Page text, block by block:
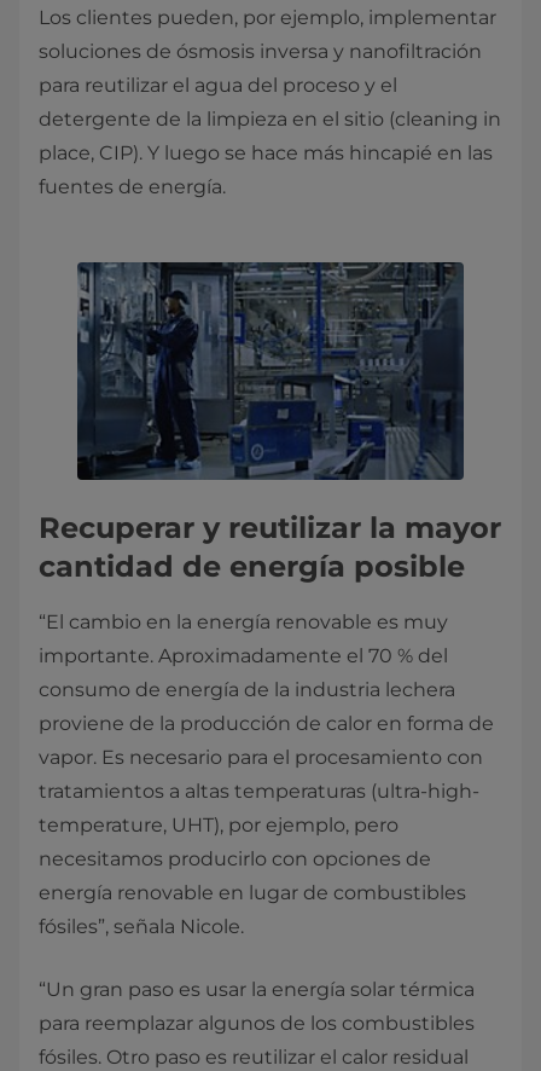
Los clientes pueden, por ejemplo, implementar
soluciones de ósmosis inversa y nanofiltración
para reutilizar el agua del proceso y el
detergente de la limpieza en el sitio (cleaning in
place, CIP). Y luego se hace más hincapié en las
fuentes de energía.
Recuperar y reutilizar la mayor
cantidad de energía posible
“El cambio en la energía renovable es muy
importante. Aproximadamente el 70 % del
consumo de energía de la industria lechera
proviene de la producción de calor en forma de
vapor. Es necesario para el procesamiento con
tratamientos a altas temperaturas (ultra-high-
temperature, UHT), por ejemplo, pero
necesitamos producirlo con opciones de
energía renovable en lugar de combustibles
fósiles”, señala Nicole.
“Un gran paso es usar la energía solar térmica
para reemplazar algunos de los combustibles
fósiles. Otro paso es reutilizar el calor residual